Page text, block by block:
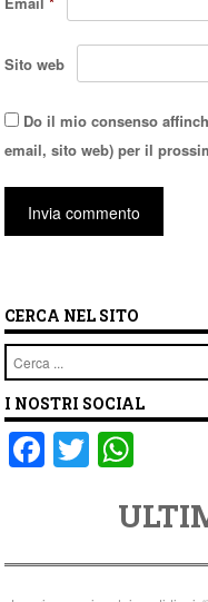
Sito web
Do il mio consenso
email, sito web) per il
CERCA NEL SITO
Cerca
I NOSTRI SOCIAL
F
e
T
er
at
s